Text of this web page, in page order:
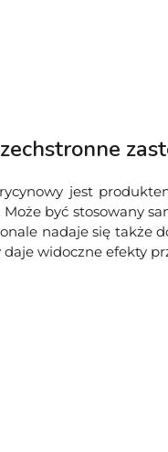
jest
Może być stosowany
nadaje się także
daje widoczne efekty